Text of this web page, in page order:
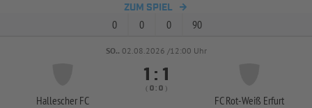
ZUM SPIEL
0 0 0 90
SO.. 02.08.2026 /12:00 Uhr
Hallescher FC
 : 
( :  )
FC Rot-Weiß Erfurt